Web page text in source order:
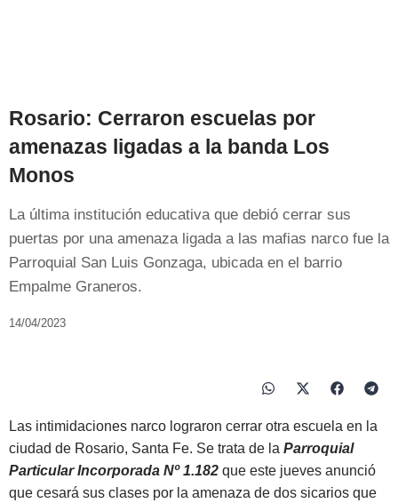
Rosario: Cerraron escuelas por
amenazas ligadas a la banda Los
Monos
La última institución educativa que debió cerrar sus
puertas por una amenaza ligada a las mafias narco fue la
Parroquial San Luis Gonzaga, ubicada en el barrio
Empalme Graneros.
14/04/2023
Las intimidaciones narco lograron cerrar otra escuela en la
ciudad de Rosario, Santa Fe. Se trata de la Parroquial
Particular Incorporada Nº 1.182 que este jueves anunció
que cesará sus clases por la amenaza de dos sicarios que